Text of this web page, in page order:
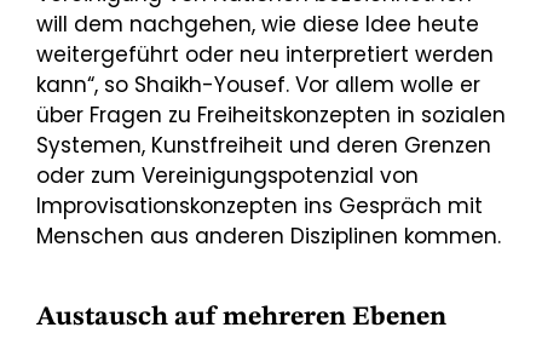
will dem nachgehen, wie diese Idee heute
weitergeführt oder neu interpretiert werden
kann“, so Shaikh-Yousef. Vor allem wolle er
über Fragen zu Freiheitskonzepten in sozialen
Systemen, Kunstfreiheit und deren Grenzen
oder zum Vereinigungspotenzial von
Improvisationskonzepten ins Gespräch mit
Menschen aus anderen Disziplinen kommen.
Austausch auf mehreren Ebenen